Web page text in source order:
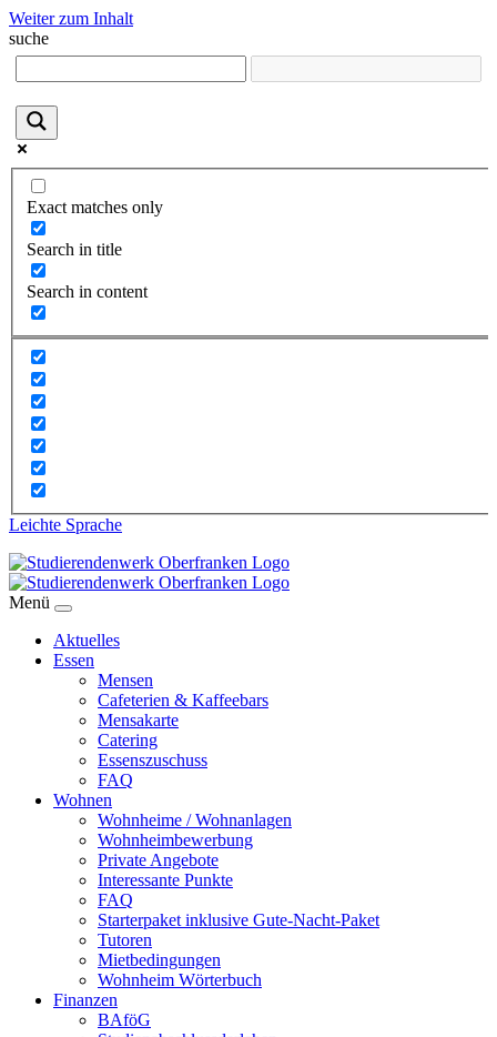
Weiter zum Inhalt
suche
Exact matches only
Search in title
Search in content
Leichte Sprache
Menü
Aktuelles
Essen
Mensen
Cafeterien & Kaffeebars
Mensakarte
Catering
Essenszuschuss
FAQ
Wohnen
Wohnheime / Wohnanlagen
Wohnheimbewerbung
Private Angebote
Interessante Punkte
FAQ
Starterpaket inklusive Gute-Nacht-Paket
Tutoren
Mietbedingungen
Wohnheim Wörterbuch
Finanzen
BAföG